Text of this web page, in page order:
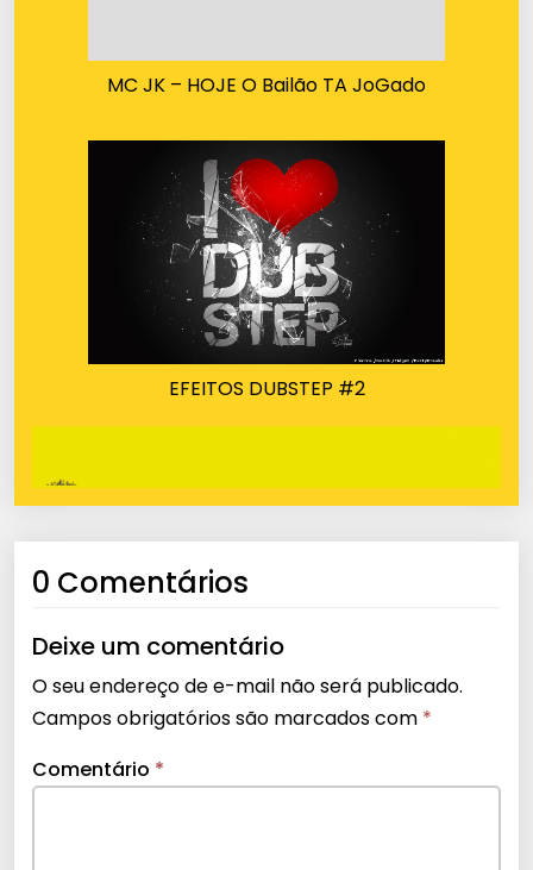
MC JK – HOJE O Bailão TA JoGado
EFEITOS DUBSTEP #2
0 Comentários
Deixe um comentário
O seu endereço de e-mail não será publicado.
Campos obrigatórios são marcados com *
Comentário *